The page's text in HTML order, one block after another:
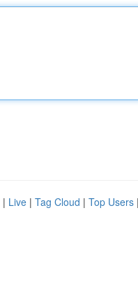
| Live | Tag Cloud | Top Users